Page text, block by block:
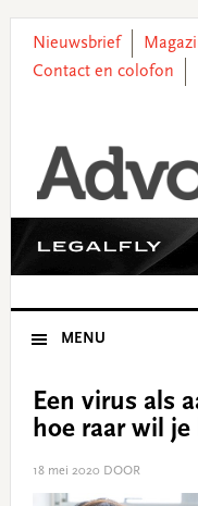
primary
main
primary
footer
Nieuwsbrief
Contact en colofon
MENU
Een virus als
hoe raar wil je
18 mei 2020 DOOR